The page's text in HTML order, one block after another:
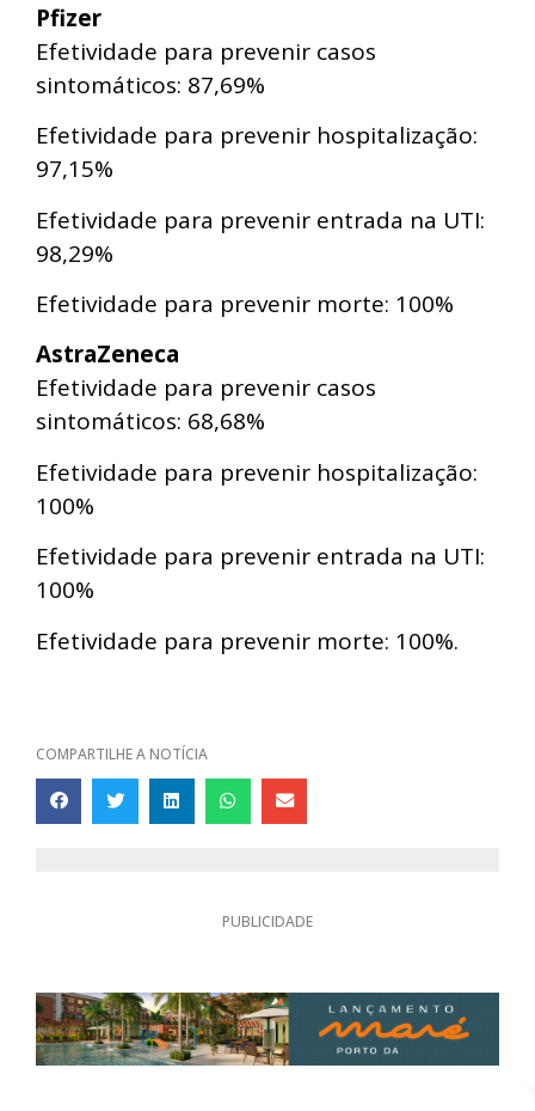
Pfizer
Efetividade para prevenir casos
sintomáticos: 87,69%
Efetividade para prevenir hospitalização:
97,15%
Efetividade para prevenir entrada na UTI:
98,29%
Efetividade para prevenir morte: 100%
AstraZeneca
Efetividade para prevenir casos
sintomáticos: 68,68%
Efetividade para prevenir hospitalização:
100%
Efetividade para prevenir entrada na UTI:
100%
Efetividade para prevenir morte: 100%.
COMPARTILHE A NOTÍCIA
PUBLICIDADE